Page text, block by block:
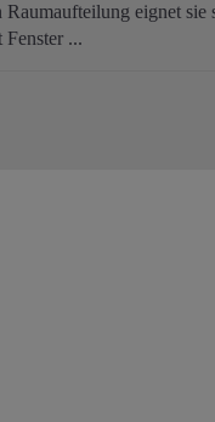
eignet sie
...